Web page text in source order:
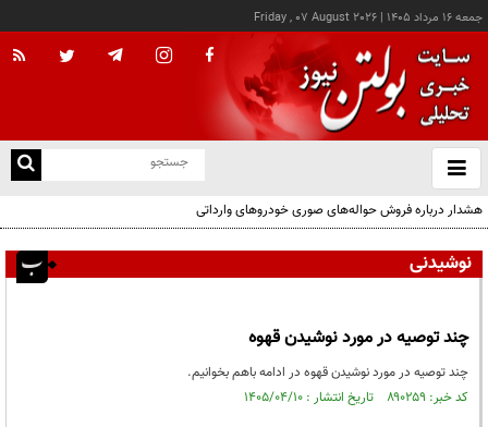
جمعه ۱۶ مرداد ۱۴۰۵ |
Friday , 07 August 2026
باز
و
هشدار درباره فروش حواله‌های صوری خودروهای وارداتی
نوشیدنی
چند توصیه در مورد نوشیدن قهوه
چند توصیه در مورد نوشیدن قهوه در ادامه باهم بخوانیم.
کد خبر: ۸۹۰۲۵۹ تاریخ انتشار : ۱۴۰۵/۰۴/۱۰